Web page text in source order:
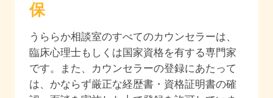
保
うららか相談室のすべてのカウンセラーは、
臨床心理士もしくは国家資格を有する専門家
です。また、カウンセラーの登録にあたって
は、かならず厳正な経歴書・資格証明書の確